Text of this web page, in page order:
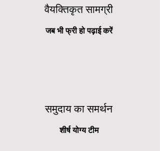
वैयक्तिकृत सामग्री
जब भी फ्री हो पढ़ाई करें
समुदाय का समर्थन
शीर्ष योग्य टीम